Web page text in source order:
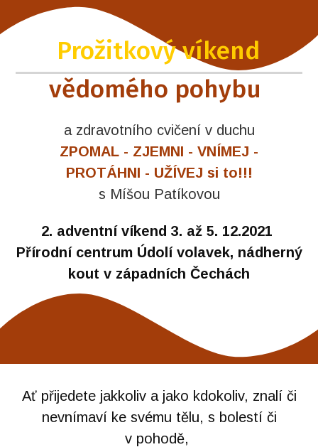
Prožitkový víkend
vědomého pohybu
a zdravotního cvičení v duchu
ZPOMAL - ZJEMNI - VNÍMEJ -
PROTÁHNI - UŽÍVEJ si to!!!
s Míšou Patíkovou
2. adventní víkend 3. až 5. 12.2021
Přírodní centrum Údolí volavek, nádherný
kout v západních Čechách
Ať přijedete jakkoliv a jako kdokoliv, znalí či
nevnímaví ke svému tělu, s bolestí či
v pohodě,